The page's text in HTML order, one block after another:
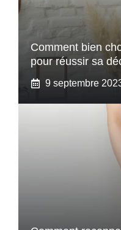
Comment bien
pour réussir sa
9 septembre